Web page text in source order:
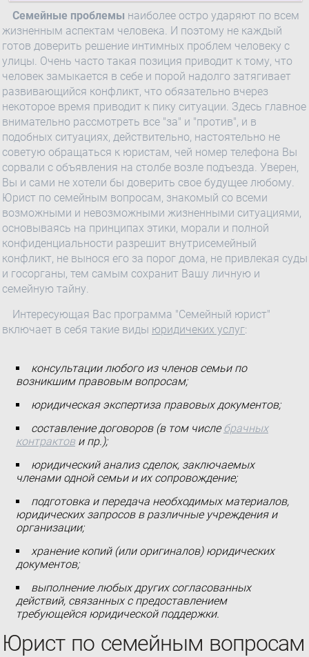
Семейные проблемы наиболее остро ударяют по всем
жизненным аспектам человека. И поэтому не каждый
готов доверить решение интимных проблем человеку с
улицы. Очень часто такая позиция приводит к тому, что
человек замыкается в себе и порой надолго затягивает
развивающийся конфликт, что обязательно вчерез
некоторое время приводит к пику ситуации. Здесь главное
внимательно рассмотреть все "за" и "против", и в
подобных ситуациях, действительно, настоятельно не
советую обращаться к юристам, чей номер телефона Вы
сорвали с объявления на столбе возле подъезда. Уверен,
Вы и сами не хотели бы доверить свое будущее любому.
Юрист по семейным вопросам, знакомый со всеми
возможными и невозможными жизненными ситуациями,
основываясь на принципах этики, морали и полной
конфиденциальности разрешит внутрисемейный
конфликт, не вынося его за порог дома, не привлекая суды
и госорганы, тем самым сохранит Вашу личную и
семейную тайну.
Интересующая Вас программа "Семейный юрист"
включает в себя такие виды юридичеких услуг:
консультации любого из членов семьи по
возникшим правовым вопросам;
юридическая экспертиза правовых документов;
составление договоров (в том числе брачных
контрактови пр.);
юридический анализ сделок, заключаемых
членами одной семьи и их сопровождение;
подготовка и передача необходимых материалов,
юридических запросов в различные учреждения и
организации;
хранение копий (или оригиналов) юридических
документов;
выполнение любых других согласованных
действий, связанных с предоставлением
требующейся юридической поддержки.
Юрист по семейным вопросам